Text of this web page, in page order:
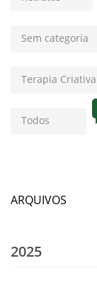
Sem categoria
Terapia Criativa
Todos
ARQUIVOS
2025